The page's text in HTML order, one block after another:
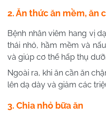
2. Ăn thức ăn mềm, ăn
Bệnh nhân viêm hang vị
thái nhỏ, hầm mềm và
và giúp cơ thể hấp thụ
Ngoài ra, khi ăn cần ăn
lên dạ dày và giảm các
3. Chia nhỏ bữa ăn